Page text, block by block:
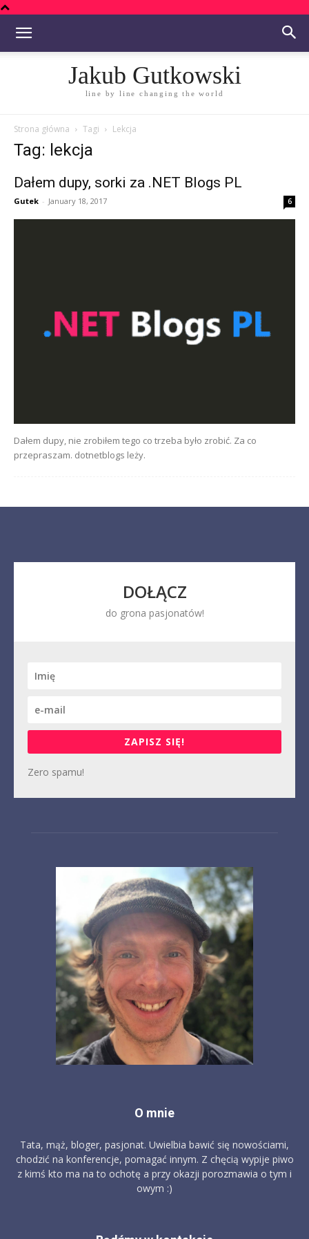
Jakub Gutkowski
line by line changing the world
Strona główna Tagi Lekcja
Tag: lekcja
Dałem dupy, sorki za .NET Blogs PL
Gutek - January 18, 2017 6
Dałem dupy, nie zrobiłem tego co trzeba było zrobić. Za co
przepraszam. dotnetblogs leży.
DOŁĄCZ
do grona pasjonatów!
ZAPISZ SIĘ!
Zero spamu!
O mnie
Tata, mąż, bloger, pasjonat. Uwielbia bawić się nowościami,
chodzić na konferencje, pomagać innym. Z chęcią wypije piwo
z kimś kto ma na to ochotę a przy okazji porozmawia o tym i
owym :)